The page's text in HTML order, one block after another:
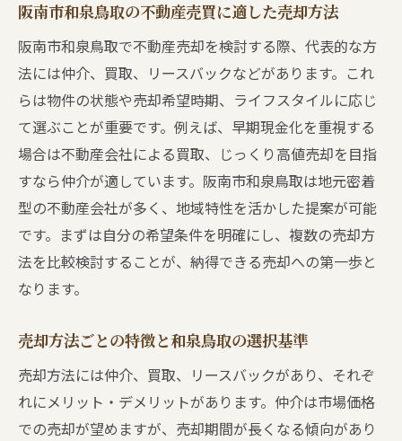
阪南市和泉鳥取の不動産売買に適した売却方法
阪南市和泉鳥取で不動産売却を検討する際、代表的な方
法には仲介、買取、リースバックなどがあります。これ
らは物件の状態や売却希望時期、ライフスタイルに応じ
て選ぶことが重要です。例えば、早期現金化を重視する
場合は不動産会社による買取、じっくり高値売却を目指
すなら仲介が適しています。阪南市和泉鳥取は地元密着
型の不動産会社が多く、地域特性を活かした提案が可能
です。まずは自分の希望条件を明確にし、複数の売却方
法を比較検討することが、納得できる売却への第一歩と
なります。
売却方法ごとの特徴と和泉鳥取の選択基準
売却方法には仲介、買取、リースバックがあり、それぞ
れにメリット・デメリットがあります。仲介は市場価格
での売却が望めますが、売却期間が長くなる傾向があり